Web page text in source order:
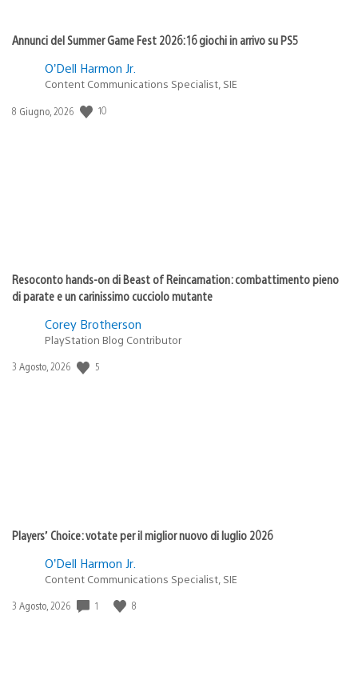
Annunci del Summer Game Fest 2026: 16 giochi in arrivo su PS5
O’Dell Harmon Jr.
Content Communications Specialist, SIE
Data
8 Giugno, 2026 10
Resoconto hands-on di Beast of Reincarnation: combattimento pieno
di parate e un carinissimo cucciolo mutante
Corey Brotherson
PlayStation Blog Contributor
Data
3 Agosto, 2026 5
Players’ Choice: votate per il miglior nuovo di luglio 2026
O’Dell Harmon Jr.
Content Communications Specialist, SIE
Data
3 Agosto, 2026 1 8